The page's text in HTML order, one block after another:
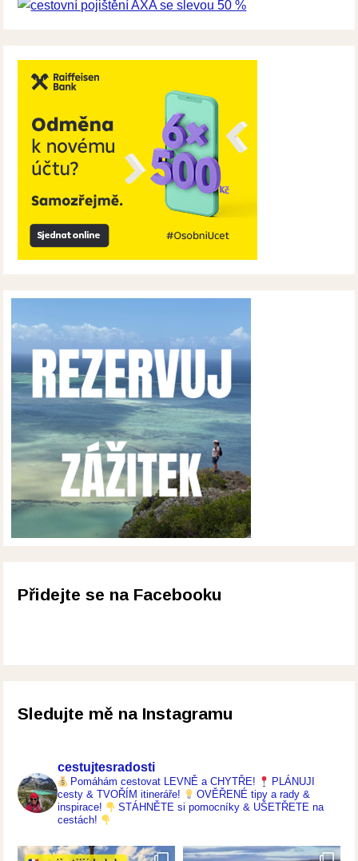
Přidejte se na Facebooku
Sledujte mě na Instagramu
cestujtesradosti
Pomáhám cestovat LEVNĚ a CHYTŘE!
PLÁNUJI
cesty & TVOŘÍM itineráře!
OVĚŘENÉ tipy a rady &
inspirace!
STÁHNĚTE si pomocníky & UŠETŘETE na
cestách!